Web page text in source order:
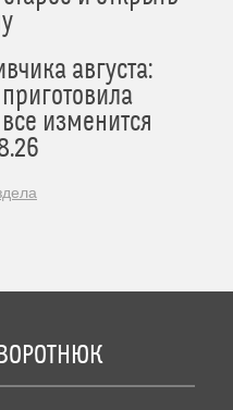
августа:
изменится